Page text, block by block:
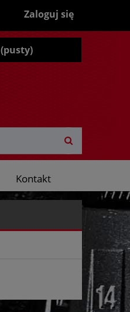
Zaloguj się
(pusty)
Kontakt